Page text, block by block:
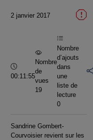
la
vidéo
2 janvier 2017
Durée :
00:11:55
Nombre
de
vues
19
Nombre
d’ajouts
dans
une
liste de
lecture
0
Sandrine Gombert-
Courvoisier revient sur les